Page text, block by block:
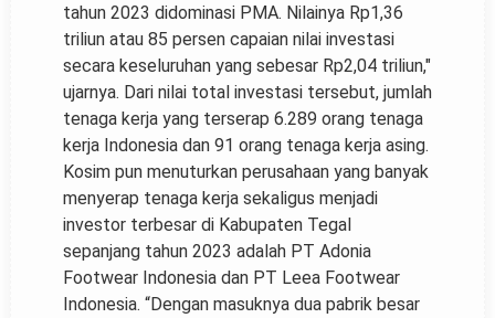
tahun 2023 didominasi PMA. Nilainya Rp1,36
triliun atau 85 persen capaian nilai investasi
secara keseluruhan yang sebesar Rp2,04 triliun,"
ujarnya. Dari nilai total investasi tersebut, jumlah
tenaga kerja yang terserap 6.289 orang tenaga
kerja Indonesia dan 91 orang tenaga kerja asing.
Kosim pun menuturkan perusahaan yang banyak
menyerap tenaga kerja sekaligus menjadi
investor terbesar di Kabupaten Tegal
sepanjang tahun 2023 adalah PT Adonia
Footwear Indonesia dan PT Leea Footwear
Indonesia. “Dengan masuknya dua pabrik besar